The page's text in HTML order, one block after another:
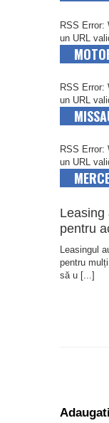
RSS Error:
un URL
RSS Error:
un URL
RSS Error:
un URL
Leasing
pentru
Leasingul
pentru
să u [...]